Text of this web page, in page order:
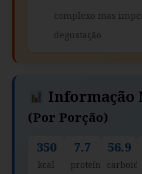
complexo mas
degustação
(por Porção)
350
kcal
7.7
proteína
56.9